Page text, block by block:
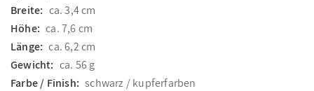
Breite: ca. 3,4 cm
Höhe: ca. 7,6 cm
Länge: ca. 6,2 cm
Gewicht: ca. 56 g
Farbe / Finish: schwarz / kupferfarben